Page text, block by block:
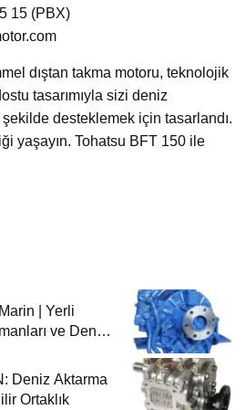
15 (PBX)
dıştan takma motoru, teknolojik
tasarımıyla sizi deniz
desteklemek için tasarlandı.
yaşayın. Tohatsu BFT 150 ile
| Yerli
ve Deniz
Deniz Aktarma
Ortaklık